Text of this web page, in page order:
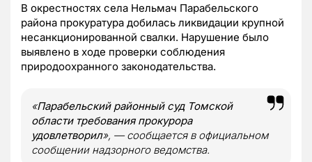
В окрестностях села Нельмач Парабельского
района прокуратура добилась ликвидации крупной
несанкционированной свалки. Нарушение было
выявлено в ходе проверки соблюдения
природоохранного законодательства.
«Парабельский районный суд Томской
области требования прокурора
удовлетворил», — сообщается в официальном
сообщении надзорного ведомства.